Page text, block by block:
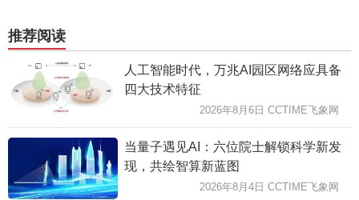
推荐阅读
人工智能时代，万兆AI园区网络应具备
四大技术特征
2026年8月6日 CCTIME飞象网
当量子遇见AI：六位院士解锁科学新发
现，共绘智算新蓝图
2026年8月4日 CCTIME飞象网